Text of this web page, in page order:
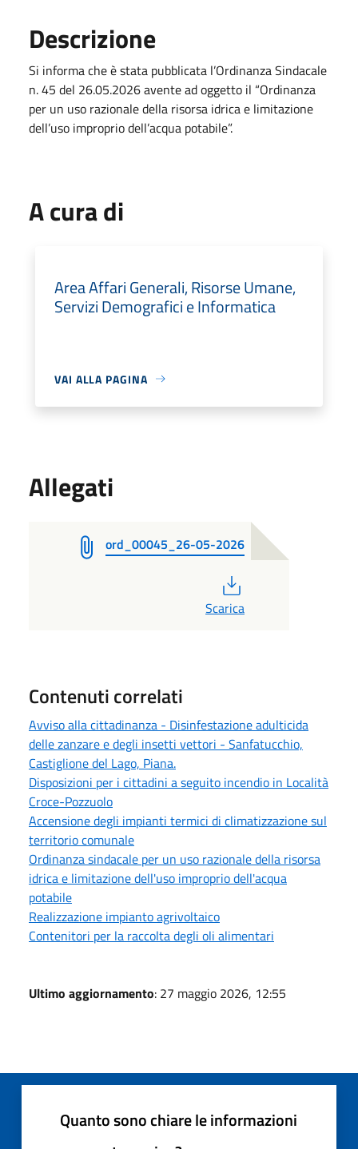
Descrizione
Si informa che è stata pubblicata l’Ordinanza Sindacale
n. 45 del 26.05.2026 avente ad oggetto il “Ordinanza
per un uso razionale della risorsa idrica e limitazione
dell’uso improprio dell’acqua potabile”.
A cura di
Area Affari Generali, Risorse Umane,
Servizi Demografici e Informatica
VAI ALLA PAGINA
Allegati
ord_00045_26-05-2026
Scarica
Contenuti correlati
Avviso alla cittadinanza - Disinfestazione adulticida
delle zanzare e degli insetti vettori - Sanfatucchio,
Castiglione del Lago, Piana.
Disposizioni per i cittadini a seguito incendio in Località
Croce-Pozzuolo
Accensione degli impianti termici di climatizzazione sul
territorio comunale
Ordinanza sindacale per un uso razionale della risorsa
idrica e limitazione dell'uso improprio dell'acqua
potabile
Realizzazione impianto agrivoltaico
Contenitori per la raccolta degli oli alimentari
Ultimo aggiornamento: 27 maggio 2026, 12:55
Quanto sono chiare le informazioni